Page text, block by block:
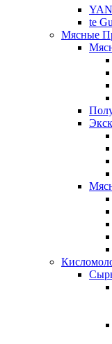
YAN
te
Мясные